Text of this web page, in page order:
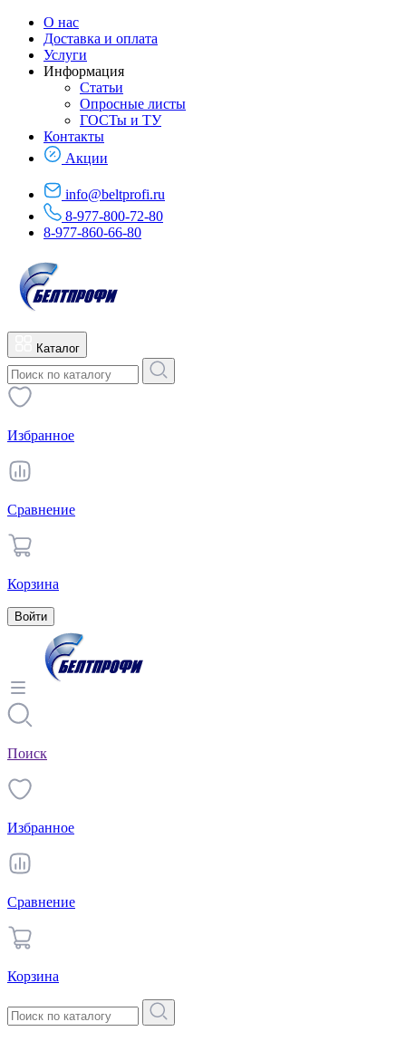
О нас
Доставка и оплата
Услуги
Информация
Статьи
Опросные листы
ГОСТы и ТУ
Контакты
Акции
info@beltprofi.ru
8-977-800-72-80
8-977-860-66-80
Каталог
Избранное
Сравнение
Корзина
Войти
Поиск
Избранное
Сравнение
Корзина